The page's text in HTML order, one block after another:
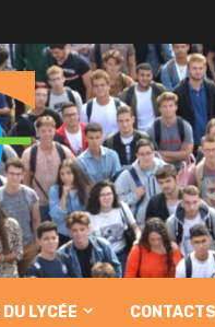
LYCÉE CONTACTS